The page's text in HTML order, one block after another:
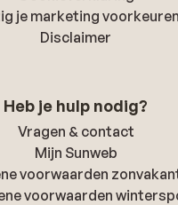
je marketing voorkeuren
Disclaimer
Heb je hulp nodig?
Vragen & contact
Mijn Sunweb
voorwaarden
voorwaarden